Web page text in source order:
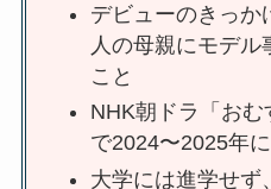
デビューのきっか
人の母親にモデル
こと
NHK朝ドラ「お
で2024〜2025年
大学には進学せず